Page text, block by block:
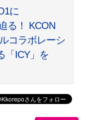
に
る！ KCON
コラボレーシ
「ICY」を